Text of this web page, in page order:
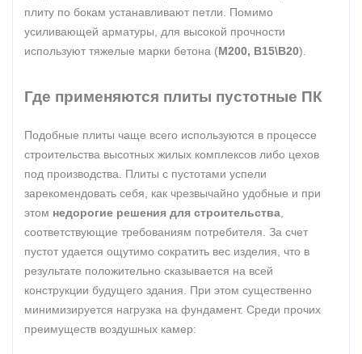
плиту по бокам устанавливают петли. Помимо
усиливающей арматуры, для высокой прочности
используют тяжелые марки бетона (М200, В15\В20).
Где применяются плиты пустотные ПК
Подобные плиты чаще всего используются в процессе
строительства высотных жилых комплексов либо цехов
под производства. Плиты с пустотами успели
зарекомендовать себя, как чрезвычайно удобные и при
этом недорогие решения для строительства
соответствующие требованиям потребителя. За счет
пустот удается ощутимо сократить вес изделия, что в
результате положительно сказывается на всей
конструкции будущего здания. При этом существенно
минимизируется нагрузка на фундамент. Среди прочих
преимуществ воздушных камер: